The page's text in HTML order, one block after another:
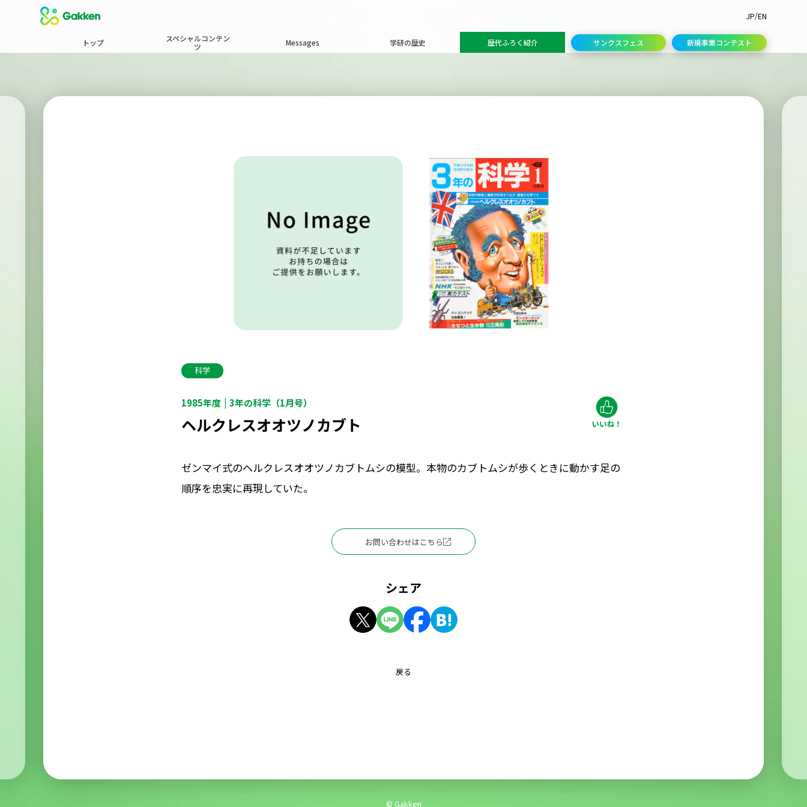
JP/EN
トップ
スペシャルコンテン
ツ
Messages 学研の歴史 歴代ふろく紹介 サンクスフェス 新規事業コンテスト
科学
1985年度 3年の科学（1月号）
ヘルクレスオオツノカブト
ゼンマイ式のヘルクレスオオツノカブトムシの模型。本物のカブトムシが歩くときに動かす足の
順序を忠実に再現していた。
お問い合わせはこちら
シェア
戻る
© Gakken